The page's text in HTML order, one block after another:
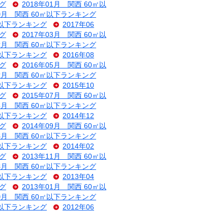
2018年01月 関西 60㎡以
関西 60㎡以下ランキング
ランキング
2017年06
2017年03月 関西 60㎡以
関西 60㎡以下ランキング
ランキング
2016年08
2016年05月 関西 60㎡以
関西 60㎡以下ランキング
ランキング
2015年10
2015年07月 関西 60㎡以
関西 60㎡以下ランキング
ランキング
2014年12
2014年09月 関西 60㎡以
関西 60㎡以下ランキング
ランキング
2014年02
2013年11月 関西 60㎡以
関西 60㎡以下ランキング
ランキング
2013年04
2013年01月 関西 60㎡以
関西 60㎡以下ランキング
ランキング
2012年06